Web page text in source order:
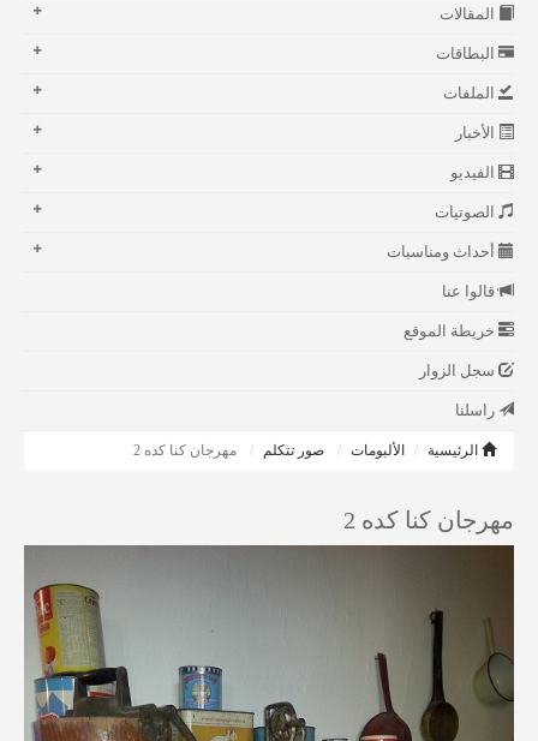
المقالات
البطاقات
الملفات
الأخبار
الفيديو
الصوتيات
أحداث ومناسبات
قالوا عنا
خريطة الموقع
سجل الزوار
راسلنا
الرئيسية الألبومات صور تتكلم مهرجان كنا كده 2
مهرجان كنا كده 2